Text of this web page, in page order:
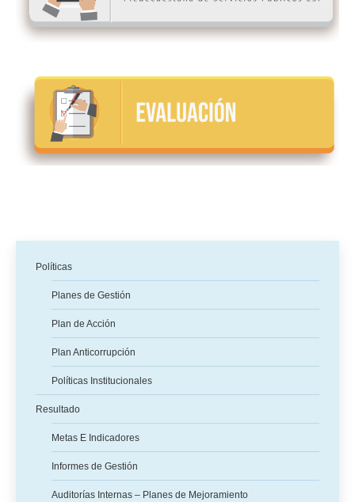
Políticas
Planes de Gestión
Plan de Acción
Plan Anticorrupción
Políticas Institucionales
Resultado
Metas E Indicadores
Informes de Gestión
Auditorías Internas – Planes de Mejoramiento